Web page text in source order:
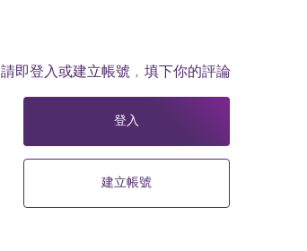
請即登入或建立帳號﹐填下你的評論
登入
建立帳號